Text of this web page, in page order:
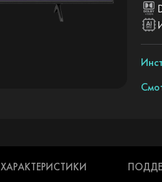
ХАРАКТЕРИСТИКИ